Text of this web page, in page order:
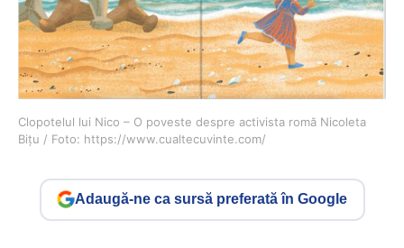
Clopotelul lui Nico – O poveste despre activista romă Nicoleta
Bițu / Foto: https://www.cualtecuvinte.com/
Adaugă-ne ca sursă preferată în Google